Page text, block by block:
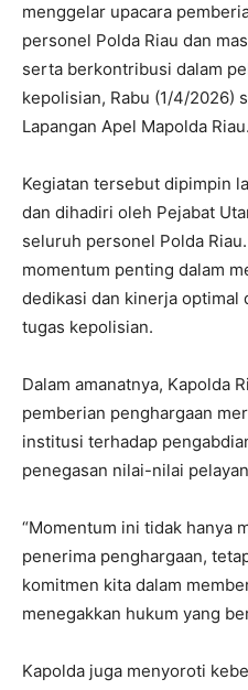
menggelar upacara
personel Polda Riau dan
serta berkontribusi dalam
kepolisian, Rabu (1/4/2026)
Lapangan Apel Mapolda Riau.
Kegiatan tersebut dipimpin
dan dihadiri oleh Pejabat
seluruh personel Polda
momentum penting dalam
dedikasi dan kinerja optimal
tugas kepolisian.
Dalam amanatnya, Kapolda
pemberian penghargaan
institusi terhadap
penegasan nilai-nilai
“Momentum ini tidak hanya
penerima penghargaan,
komitmen kita dalam
menegakkan hukum yang
Kapolda juga menyoroti